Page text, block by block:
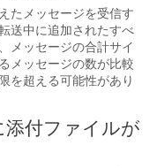
たメッセージを受信す
送中に追加されたすべ
メッセージの合計サイ
メッセージの数が比較
を超える可能性があり
添付ファイルが